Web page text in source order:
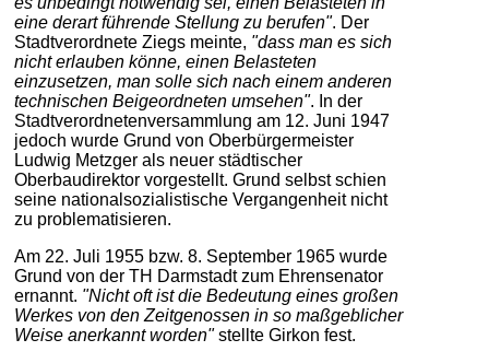
eine derart führende Stellung zu berufen". Der
Stadtverordnete Ziegs meinte, "dass man es sich
nicht erlauben könne, einen Belasteten
einzusetzen, man solle sich nach einem anderen
technischen Beigeordneten umsehen". In der
Stadtverordnetenversammlung am 12. Juni 1947
jedoch wurde Grund von Oberbürgermeister
Ludwig Metzger als neuer städtischer
Oberbaudirektor vorgestellt. Grund selbst schien
seine nationalsozialistische Vergangenheit nicht
zu problematisieren.
Am 22. Juli 1955 bzw. 8. September 1965 wurde
Grund von der TH Darmstadt zum Ehrensenator
ernannt. "Nicht oft ist die Bedeutung eines großen
Werkes von den Zeitgenossen in so maßgeblicher
Weise anerkannt worden" stellte Girkon fest.